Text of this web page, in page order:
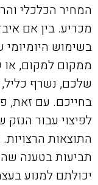
המחיר הכלכלי
מכריע. בין אם
בשימוש היומיומי
ממקום למקום,
שלכם, נשרף
בחייכם. עם זאת,
לפיצוי עבור
התוצאות
תביעות בטענה
יכולתם למנוע